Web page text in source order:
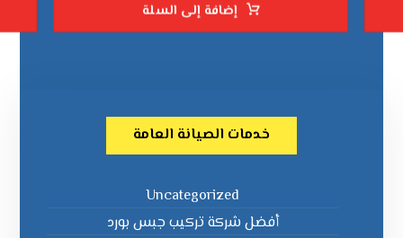
إضافة إلى السلة
خدمات الصيانة العامة
Uncategorized
أفضل شركة تركيب جبس بورد